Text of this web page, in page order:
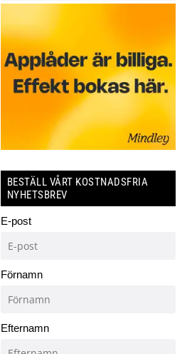
BESTÄLL VÅRT KOSTNADSFRIA
NYHETSBREV
E-post
Förnamn
Efternamn